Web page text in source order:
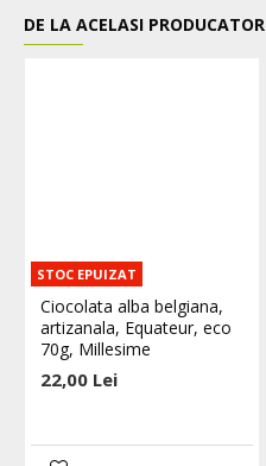
DE LA ACELASI PRODUCATOR
STOC EPUIZAT
Ciocolata alba belgiana,
artizanala, Equateur, eco
70g, Millesime
22,00 Lei